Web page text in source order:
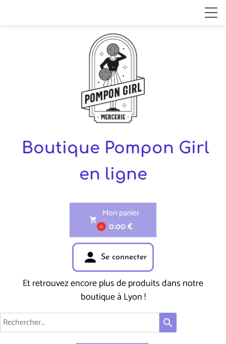
Boutique Pompon Girl
en ligne
shopping_cart
0
Mon panier
0.00 €
person Se connecter
Et retrouvez encore plus de produits dans notre
boutique à Lyon !
search